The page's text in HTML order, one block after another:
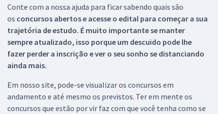
Conte com a nossa ajuda para ficar sabendo quais são
os concursos abertos e acesse o edital para começar a sua
trajetória de estudo. É muito importante se manter
sempre atualizado, isso porque um descuido pode lhe
fazer perder a inscrição e ver o seu sonho se distanciando
ainda mais.
Em nosso site, pode-se visualizar os concursos em
andamento e até mesmo os previstos. Ter em mente os
concursos que estão por vir faz com que você tenha como se